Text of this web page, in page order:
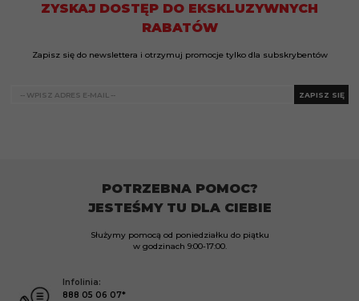
ZYSKAJ DOSTĘP DO EKSKLUZYWNYCH
RABATÓW
Zapisz się do newslettera i otrzymuj promocje tylko dla subskrybentów
ZAPISZ SIĘ
POTRZEBNA POMOC?
JESTEŚMY TU DLA CIEBIE
Służymy pomocą od poniedziałku do piątku
w godzinach 9:00-17:00.
Infolinia:
888 05 06 07*